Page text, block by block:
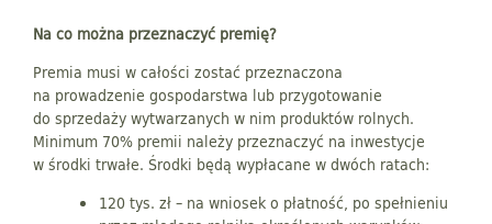
Na co można przeznaczyć premię?
Premia musi w całości zostać przeznaczona
na prowadzenie gospodarstwa lub przygotowanie
do sprzedaży wytwarzanych w nim produktów rolnych.
Minimum 70% premii należy przeznaczyć na inwestycje
w środki trwałe. Środki będą wypłacane w dwóch ratach:
120 tys. zł – na wniosek o płatność, po spełnieniu